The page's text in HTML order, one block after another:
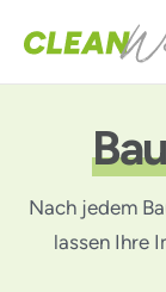
Leistungen
Über uns
Karriere
Kontakt
Nach jedem
lassen Ihre